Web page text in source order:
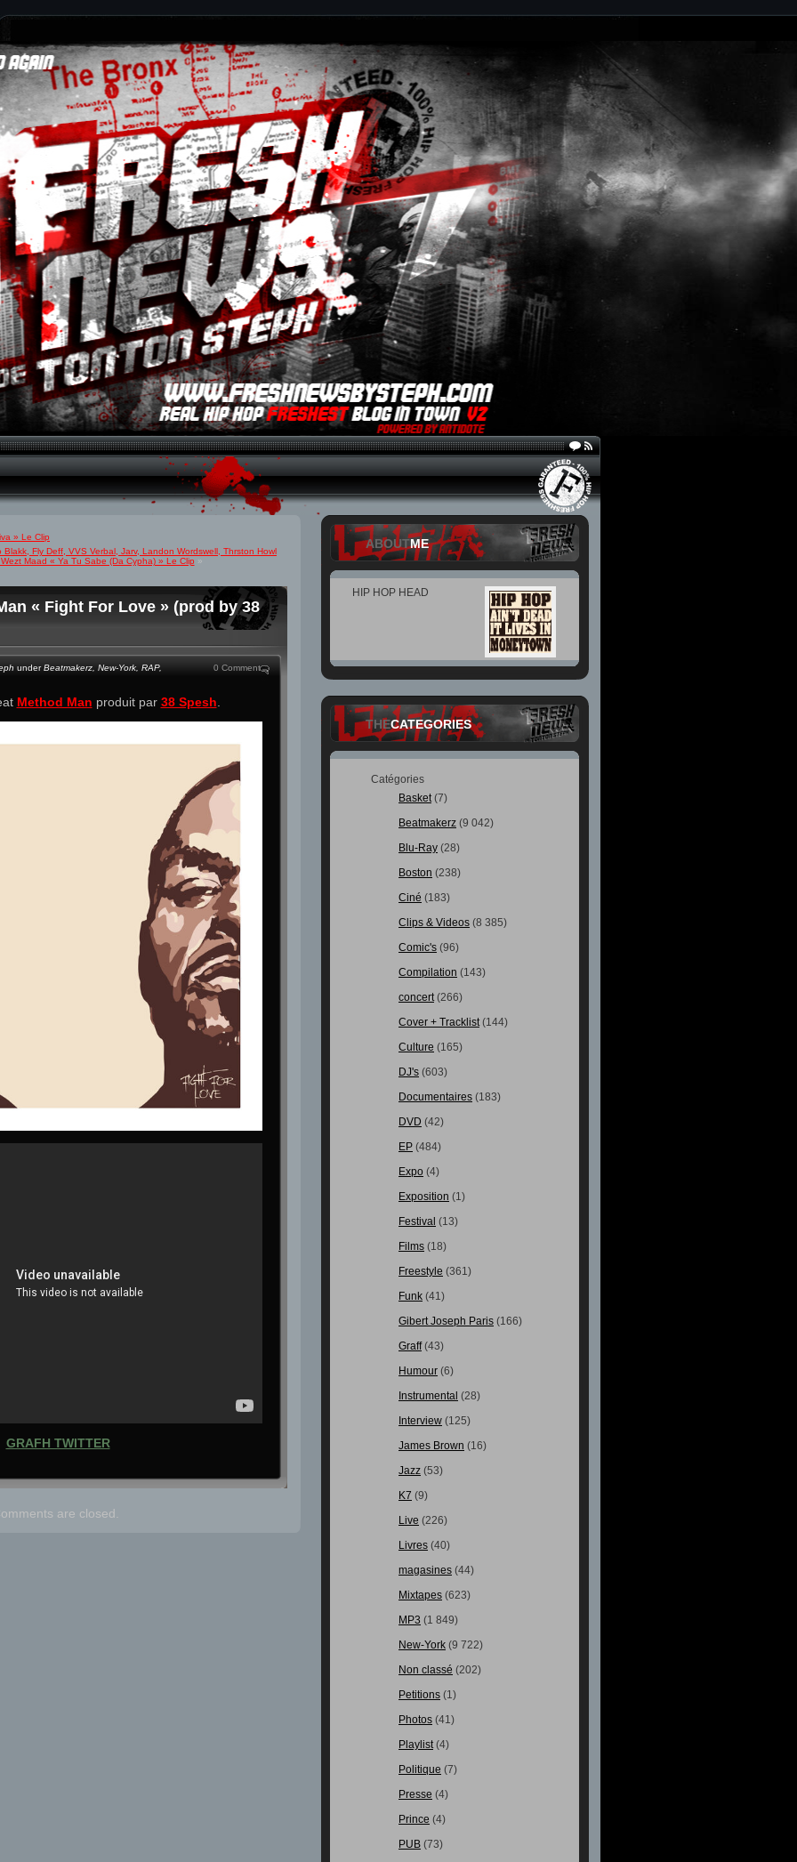
» Le Clip
Fly Deff, VVS Verbal, Jarv, Landon Wordswell, Thrston Howl
Maad « Ya Tu Sabe (Da Cypha) » Le Clip »
« Fight For Love » (prod by 38
underBeatmakerz New-York RAP, 0 Comment
Method Man produit par 38 Spesh
GRAFH TWITTER
are closed.
ABOUTME
HIP HOP HEAD
THECATEGORIES
Catégories
Basket(7)
Beatmakerz (9 042)
Blu-Ray (28)
Boston (238)
Ciné (183)
Clips & Videos (8 385)
Comic's (96)
Compilation (143)
concert(266)
Cover + Tracklist(144)
Culture (165)
DJ's (603)
Documentaires (183)
DVD (42)
EP (484)
Expo (4)
Exposition (1)
Festival (13)
Films (18)
Freestyle (361)
Funk (41)
Gibert Joseph Paris (166)
Graff(43)
Humour (6)
Instrumental (28)
Interview (125)
James Brown (16)
Jazz (53)
K7 (9)
Live (226)
Livres (40)
magasines (44)
Mixtapes (623)
MP3 (1 849)
New-York (9 722)
Non classé (202)
Petitions (1)
Photos (41)
Playlist(4)
Politique (7)
Presse (4)
Prince (4)
PUB (73)